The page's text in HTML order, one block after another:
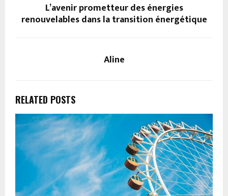
L’avenir prometteur des énergies
renouvelables dans la transition énergétique
Aline
RELATED POSTS